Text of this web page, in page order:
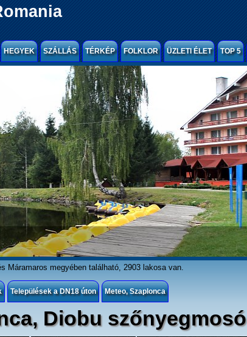
HEGYEK SZÁLLÁS TÉRKÉP FOLKLOR ÜZLETI ÉLET TOP 5
Máramaros megyében található, 2903 lakosa van.
Települések a DN18 úton Meteo, Szaplonca
Diobu szőnyegmosó